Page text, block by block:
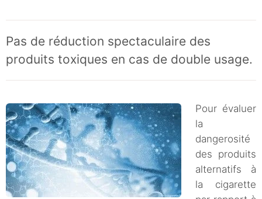
Pas de réduction spectaculaire des
produits toxiques en cas de double usage.
Pour évaluer
la
dangerosité
des produits
alternatifs à
la cigarette